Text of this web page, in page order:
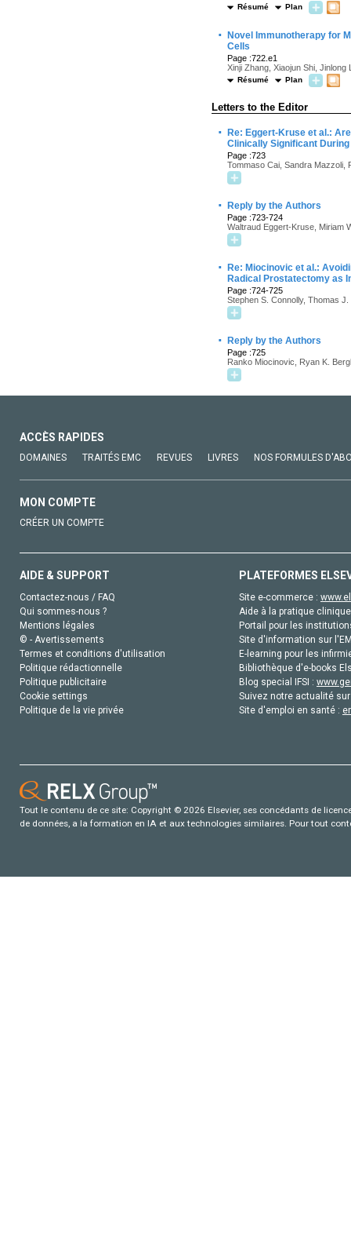
Résumé Plan
·
Novel Immunotherapy for
Cells
Page :722.e1
Xinji Zhang, Xiaojun Shi,
Résumé Plan
Letters to the Editor
·
Re: Eggert-Kruse et al.:
Clinically Significant
Page :723
Tommaso Cai, Sandra Mazzoli,
· Reply by the Authors
Page :723-724
Waltraud Eggert-Kruse, Miriam
·
Re: Miocinovic et al.:
Radical Prostatectomy as
Page :724-725
Stephen S. Connolly, Thomas
· Reply by the Authors
Page :725
Ranko Miocinovic, Ryan K.
ACCÈS RAPIDES
DOMAINES TRAITÉS EMC REVUES LIVRES NOS FORMULES
MON COMPTE
CRÉER UN COMPTE
AIDE & SUPPORT
Contactez-nous / FAQ
Qui sommes-nous ?
Mentions légales
© - Avertissements
Termes et conditions d'utilisation
Politique rédactionnelle
Politique publicitaire
Cookie settings
Politique de la vie privée
PLATEFORMES
Site e-commerce :
Aide à la pratique
Portail pour les
Site d'information sur
E-learning pour les
Bibliothèque d'e-books
Blog special IFSI :
Suivez notre actualité
Site d'emploi en santé :
Tout le contenu de ce site: Copyright © 2026 Elsevier, ses concédants de
de données, a la formation en IA et aux technologies similaires. Pour tout